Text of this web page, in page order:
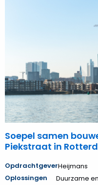
Rotterdam
Soepel samen
Piekstraat in
OpdrachtgeverHeijmans
Oplossingen
Duurzame